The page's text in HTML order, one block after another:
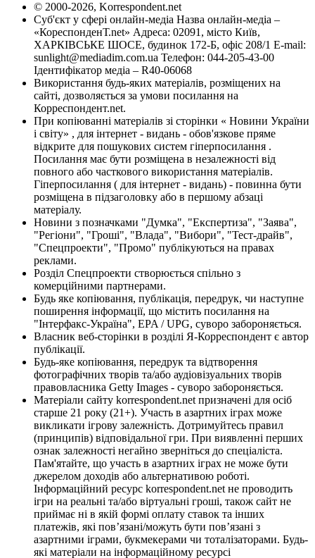
© 2000-2026, Korrespondent.net
Суб'єкт у сфері онлайн-медіа Назва онлайн-медіа –
«КореспонденТ.net» Адреса: 02091, місто Київ,
ХАРКІВСЬКЕ ШОСЕ, будинок 172-Б, офіс 208/1 E-mail:
sunlight@mediadim.com.ua Телефон: 044-205-43-00
Ідентифікатор медіа – R40-06068
Використання будь-яких матеріалів, розміщених на
сайті, дозволяється за умови посилання на
Корреспондент.net.
При копіюванні матеріалів зі сторінки « Новини України
і світу» , для інтернет - видань - обов'язкове пряме
відкрите для пошукових систем гіперпосилання .
Посилання має бути розміщена в незалежності від
повного або часткового використання матеріалів.
Гіперпосилання ( для інтернет - видань) - повинна бути
розміщена в підзаголовку або в першому абзаці
матеріалу.
Новини з позначками "Думка", "Експертиза", "Заява",
"Регіони", "Гроші", "Влада", "Вибори", "Тест-драйв",
"Спецпроекти", "Промо" публікуються на правах
реклами.
Розділ Спецпроекти створюється спільно з
комерційними партнерами.
Будь яке копіювання, публікація, передрук, чи наступне
поширення інформації, що містить посилання на
"Інтерфакс-Україна", EPA / UPG, суворо забороняється.
Власник веб-сторінки в розділі Я-Корреспондент є автор
публікації.
Будь-яке копіювання, передрук та відтворення
фотографічних творів та/або аудіовізуальних творів
правовласника Getty Images - суворо забороняється.
Матеріали сайту korrespondent.net призначені для осіб
старше 21 року (21+). Участь в азартних іграх може
викликати ігрову залежність. Дотримуйтесь правил
(принципів) відповідальної гри. При виявленні перших
ознак залежності негайно зверніться до спеціаліста.
Пам'ятайте, що участь в азартних іграх не може бути
джерелом доходів або альтернативою роботі.
Інформаційний ресурс korrespondent.net не проводить
ігри на реальні та/або віртуальні гроші, також сайт не
приймає ні в якій формі оплату ставок та інших
платежів, які пов’язані/можуть бути пов’язані з
азартними іграми, букмекерами чи тоталізаторами. Будь-
які матеріали на інформаційному ресурсі